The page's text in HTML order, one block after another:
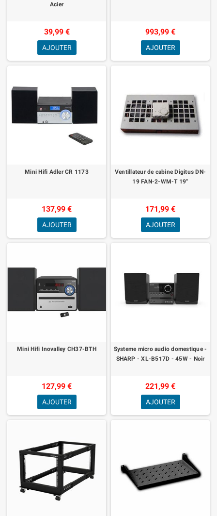
Acier
39,99 €
AJOUTER
993,99 €
AJOUTER
Mini Hifi Adler CR 1173
137,99 €
AJOUTER
Ventillateur de cabine Digitus DN-
19 FAN-2-WM-T 19"
171,99 €
AJOUTER
Mini Hifi Inovalley CH37-BTH
127,99 €
AJOUTER
Systeme micro audio domestique -
SHARP - XL-B517D - 45W - Noir
221,99 €
AJOUTER